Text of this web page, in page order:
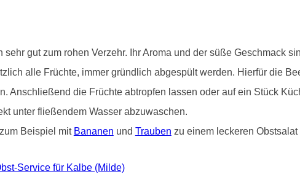
sehr gut zum rohen Verzehr. Ihr Aroma und der süße Geschmack
alle Früchte, immer gründlich abgespült werden. Hierfür die
Anschließend die Früchte abtropfen lassen oder auf ein Stück
unter fließendem Wasser abzuwaschen.
Beispiel mit Bananen und Trauben zu einem leckeren Obstsalat
Service für Kalbe (Milde)